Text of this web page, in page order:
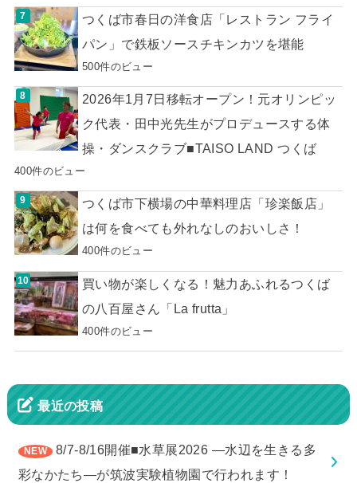
つくば市春日の洋食店「レストラン フライ
パン」で鉄板ソースチキンカツを堪能
500件のビュー
2026年1月7日移転オープン！元オリンピッ
ク代表・田中光先生がプロデュースする体
操・ダンスクラブ■TAISO LAND つくば
400件のビュー
つくば市下横場の中華料理店「珍楽飯店」
は何を食べても外れなしのおいしさ！
400件のビュー
買い物が楽しくなる！魅力あふれるつくば
の八百屋さん「La frutta」
400件のビュー
最近の投稿
8/7-8/16開催■水草展2026 ―水辺を生きる多
彩なかたち―が筑波実験植物園で行われます！